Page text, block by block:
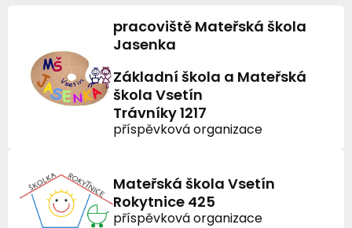
pracoviště Mateřská škola
Jasenka
Základní škola a Mateřská
škola Vsetín
Trávníky 1217
příspěvková organizace
Mateřská škola Vsetín
Rokytnice 425
příspěvková organizace